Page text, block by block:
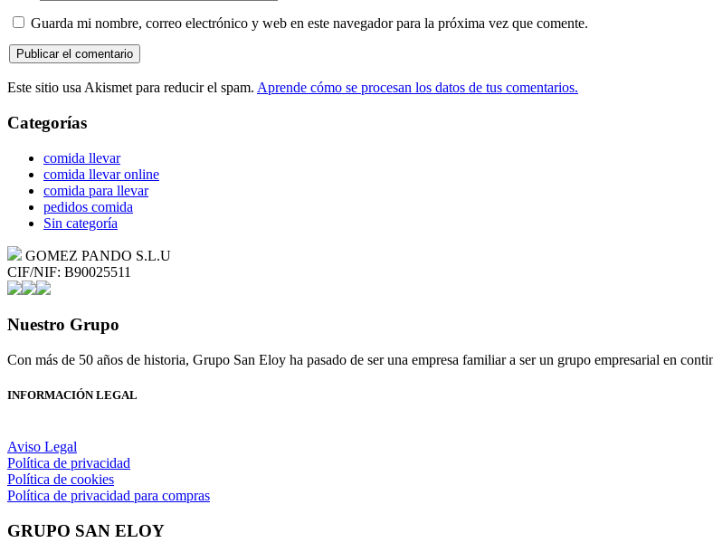
Guarda mi nombre, correo electrónico y web en este navegador para la próxima vez que comente.
Este sitio usa Akismet para reducir el spam. Aprende cómo se procesan los datos de tus comentarios.
Categorías
comida llevar
comida llevar online
comida para llevar
pedidos comida
Sin categoría
GOMEZ PANDO S.L.U
CIF/NIF: B90025511
Nuestro Grupo
Con más de 50 años de historia, Grupo San Eloy ha pasado de ser una empresa familiar a ser un grupo empresarial en
INFORMACIÓN LEGAL
Aviso Legal
Política de privacidad
Política de cookies
Política de privacidad para compras
GRUPO SAN ELOY